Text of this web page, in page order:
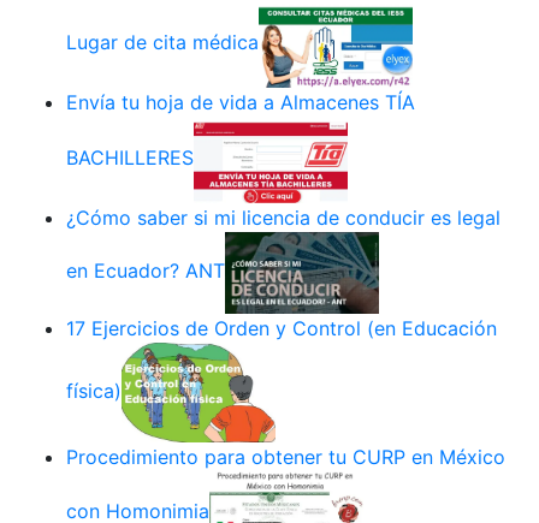
Lugar de cita médica
Envía tu hoja de vida a Almacenes TÍA
BACHILLERES
¿Cómo saber si mi licencia de conducir es legal
en Ecuador? ANT
17 Ejercicios de Orden y Control (en Educación
física)
Procedimiento para obtener tu CURP en México
con Homonimia